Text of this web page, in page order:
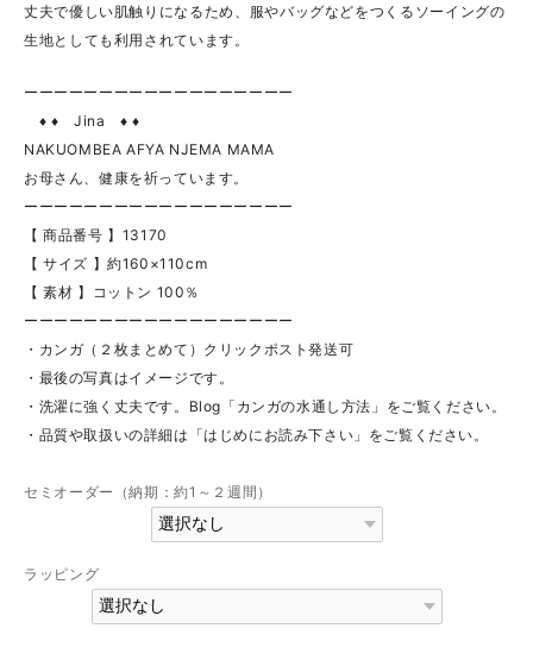
丈夫で優しい肌触りになるため、服やバッグなどをつくるソーイングの
生地としても利用されています。
ーーーーーーーーーーーーーーーーーー
♦ ♦ Jina ♦ ♦
NAKUOMBEA AFYA NJEMA MAMA
お母さん、健康を祈っています。
ーーーーーーーーーーーーーーーーーー
【 商品番号 】13170
【 サイズ 】約160×110cm
【 素材 】コットン 100％
ーーーーーーーーーーーーーーーーーー
・カンガ（２枚まとめて）クリックポスト発送可
・最後の写真はイメージです。
・洗濯に強く丈夫です。Blog「カンガの水通し方法」をご覧ください。
・品質や取扱いの詳細は「はじめにお読み下さい」をご覧ください。
セミオーダー（納期：約1～２週間）
ラッピング